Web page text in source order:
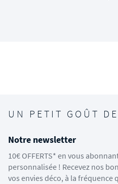
UN PETIT GOÛT
Notre newsletter
10€ OFFERTS* en vous
personnalisée ! Recevez nos
vos envies déco, à la fréquence